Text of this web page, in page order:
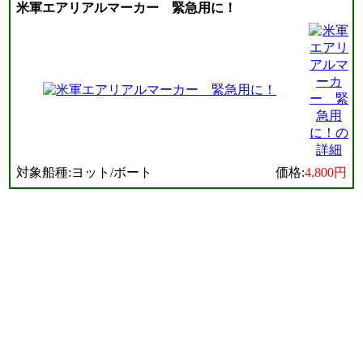
米軍エアリアルマーカー 緊急用に！
対象船種:ヨット/ボート 価格:4,800円